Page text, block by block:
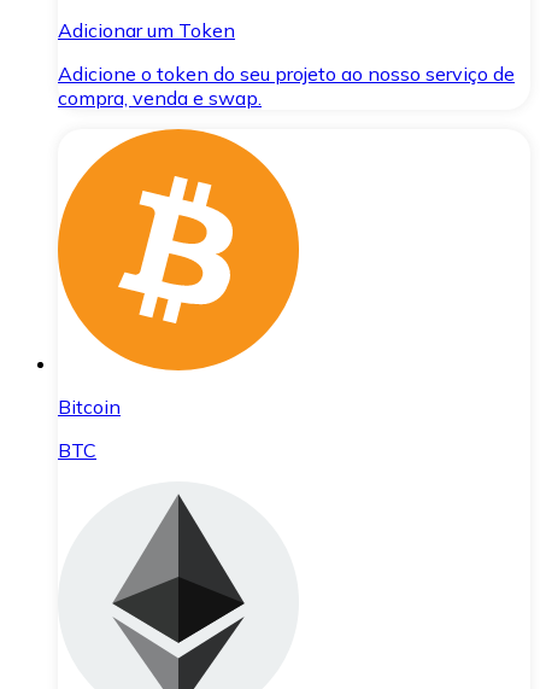
Adicionar um Token
Adicione o token do seu projeto ao nosso serviço de
compra, venda e swap.
Bitcoin
BTC